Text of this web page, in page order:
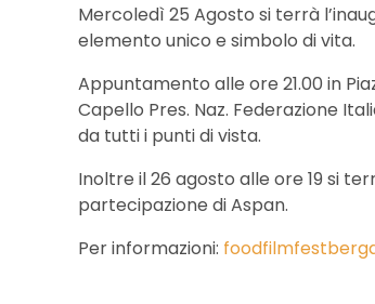
Mercoledì 25 Agosto si terrà
elemento unico e simbolo di vita.
Appuntamento alle ore 21.00 in
Capello Pres. Naz. Federazione
da tutti i punti di vista.
Inoltre il 26 agosto alle ore 19 si
partecipazione di Aspan.
Per informazioni: